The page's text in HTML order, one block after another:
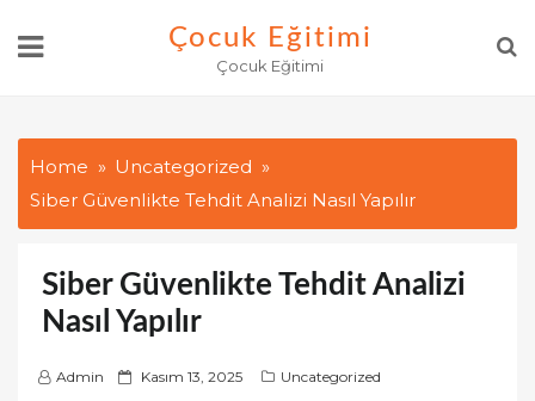
Çocuk Eğitimi
Çocuk Eğitimi
Home
Uncategorized
Siber Güvenlikte Tehdit Analizi Nasıl Yapılır
Siber Güvenlikte Tehdit Analizi
Nasıl Yapılır
Admin
P Kasım 13, 2025
Uncategorized